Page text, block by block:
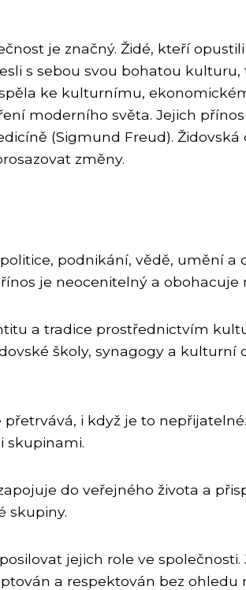
je značný. Židé, kteří
s sebou svou bohatou kulturu,
ke kulturnímu,
moderního světa. Jejich
(Sigmund Freud). Židovská
změny.
podnikání, vědě, umění a
je neocenitelný a obohacuje
a tradice prostřednictvím
školy, synagogy a kulturní
i když je to
skupinami.
do veřejného života a
skupiny.
jejich role ve společnosti.
a respektován bez ohledu